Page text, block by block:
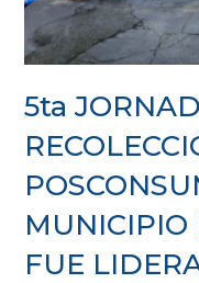
5ta
MUNICIPIO
FUE